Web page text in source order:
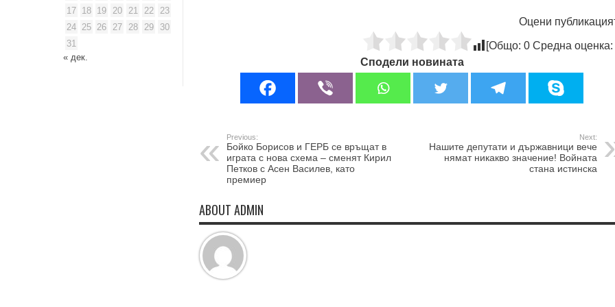
Оцени
[Общо: 0 Средна оценка:
Сподели новината
Previous:
Бойко Борисов и ГЕРБ се връщат в
играта с нова схема – сменят Кирил
Петков с Асен Василев, като
премиер
Next:
Нашите депутати и държавници вече
нямат никакво значение! Войната
стана истинска
ABOUT ADMIN
17 18 19 20 21 22
23
24 25 26 27 28 29
30
31
« дек.